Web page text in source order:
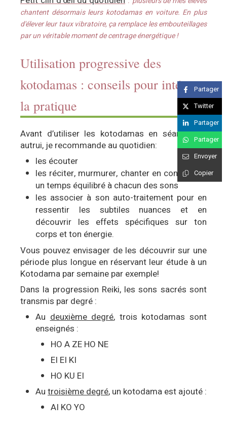
chantent désormais leurs kotodamas en voiture. En plus
d'élever leur taux vibratoire, ça remplace les embouteillages
par un véritable moment de centrage énergétique !
Utilisation progressive des
kotodamas : conseils pour intégrer
la pratique
Avant d’utiliser les kotodamas en séance sur
autrui, je recommande au quotidien:
les écouter
les réciter, murmurer, chanter en consacrant
un temps équilibré à chacun des sons
les associer à son auto-traitement pour en
ressentir les subtiles nuances et en
découvrir les effets spécifiques sur ton
corps et ton énergie.
Vous pouvez envisager de les découvrir sur une
période plus longue en réservant leur étude à un
Kotodama par semaine par exemple!
Dans la progression Reiki, les sons sacrés sont
transmis par degré :
Audeuxième degré, trois kotodamas sont
enseignés :
HO A ZE HO NE
EI EI KI
HO KU EI
Au troisième degré, un kotodama est ajouté :
AI KO YO
Partager
Twitter
Partager
Partager
Envoyer
Copier